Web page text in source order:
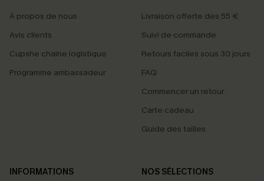
À propos de nous
Avis clients
Cupshe chaîne logistique
Programme ambassadeur
Livraison offerte dès 55 €
Suivi de commande
Retours faciles sous 30 jours
FAQ
Commencer un retour
Carte cadeau
Guide des tailles
INFORMATIONS
NOS SÉLECTIONS
PROFITEZ DE -15%